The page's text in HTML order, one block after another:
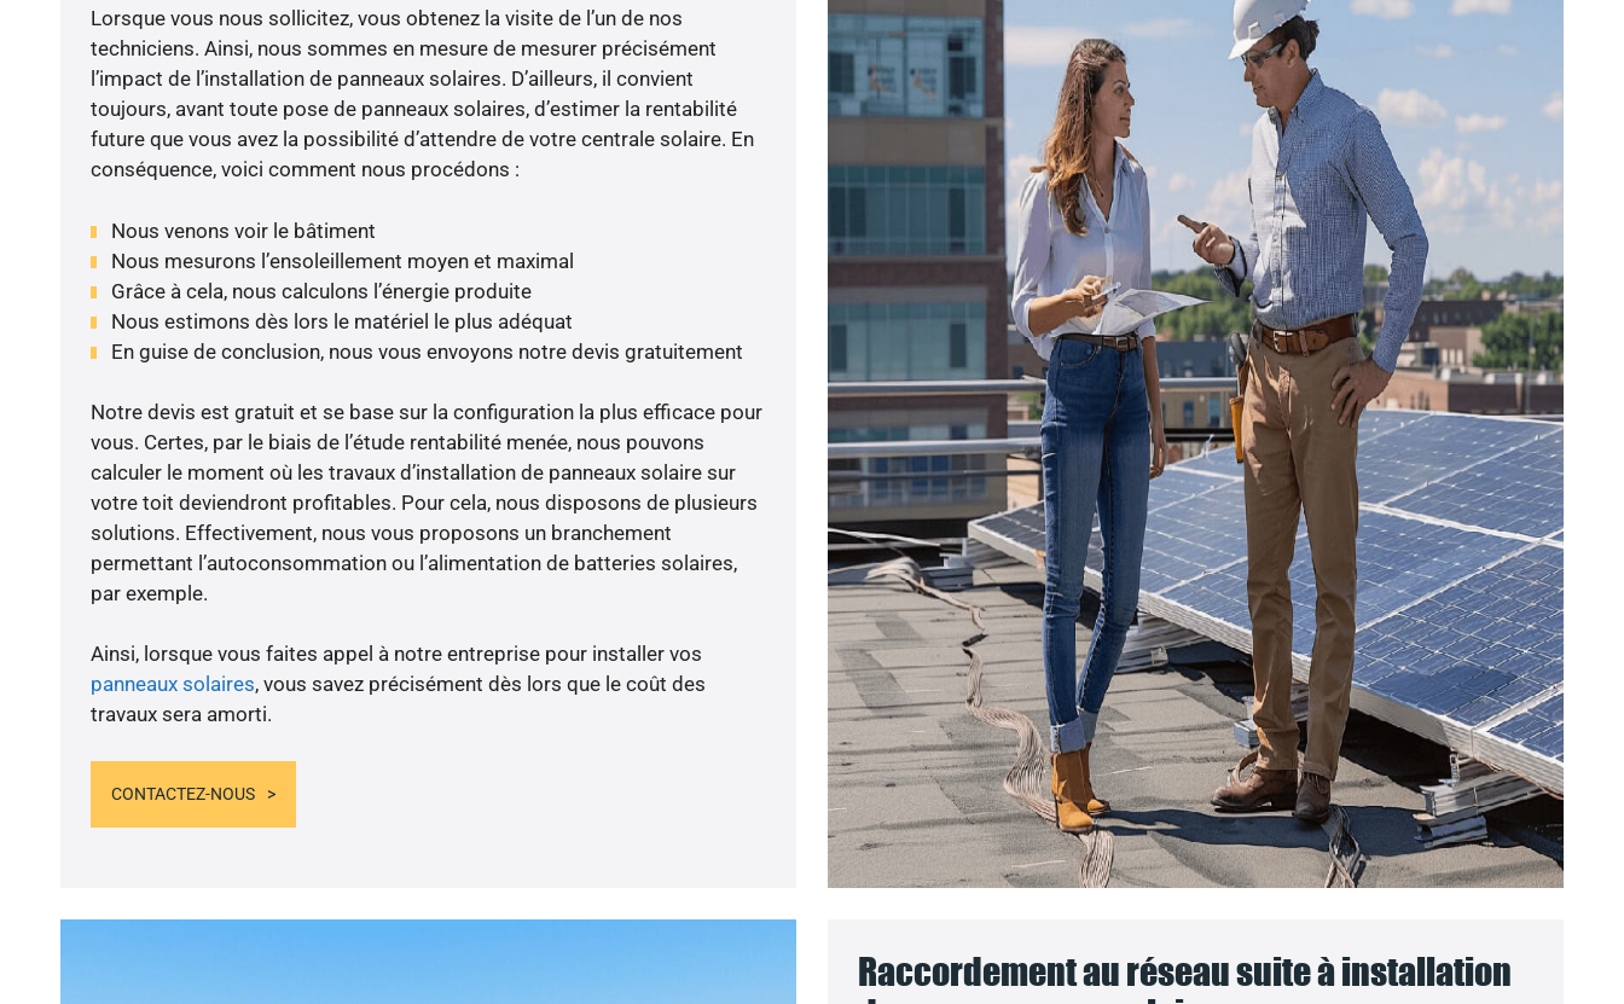
Lorsque vous nous sollicitez, vous obtenez la visite de l’un de nos
techniciens. Ainsi, nous sommes en mesure de mesurer précisément
l’impact de l’installation de panneaux solaires. D’ailleurs, il convient
toujours, avant toute pose de panneaux solaires, d’estimer la rentabilité
future que vous avez la possibilité d’attendre de votre centrale solaire. En
conséquence, voici comment nous procédons :
Nous venons voir le bâtiment
Nous mesurons l’ensoleillement moyen et maximal
Grâce à cela, nous calculons l’énergie produite
Nous estimons dès lors le matériel le plus adéquat
En guise de conclusion, nous vous envoyons notre devis gratuitement
Notre devis est gratuit et se base sur la configuration la plus efficace pour
vous. Certes, par le biais de l’étude rentabilité menée, nous pouvons
calculer le moment où les travaux d’installation de panneaux solaire sur
votre toit deviendront profitables. Pour cela, nous disposons de plusieurs
solutions. Effectivement, nous vous proposons un branchement
permettant l’autoconsommation ou l’alimentation de batteries solaires,
par exemple.
Ainsi, lorsque vous faites appel à notre entreprise pour installer vos
panneaux solaires, vous savez précisément dès lors que le coût des
travaux sera amorti.
CONTACTEZ-NOUS
Raccordement au réseau suite à installation